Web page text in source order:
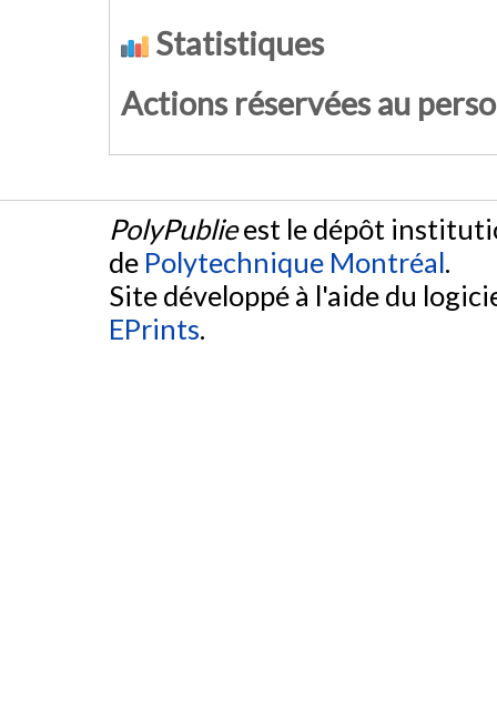
Statistiques
Actions réservées au
PolyPublieest le dépôt
de Polytechnique Montréal.
Site développé à l'aide du
EPrints.